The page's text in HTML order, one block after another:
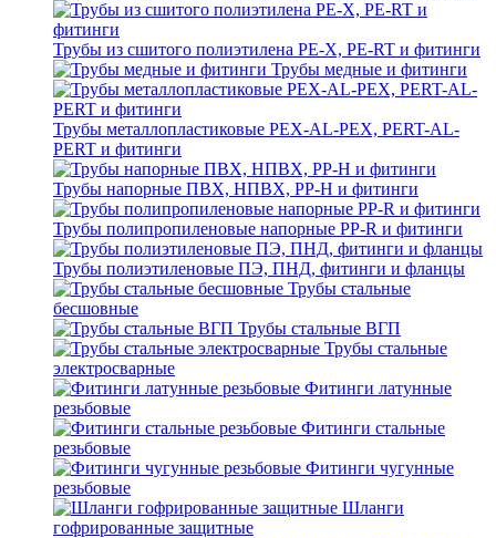
Трубы из сшитого полиэтилена PE-X, PE-RT и фитинги
Трубы медные и фитинги
Трубы металлопластиковые PEX-AL-PEX, PERT-AL-
PERT и фитинги
Трубы напорные ПВХ, НПВХ, PP-H и фитинги
Трубы полипропиленовые напорные PP-R и фитинги
Трубы полиэтиленовые ПЭ, ПНД, фитинги и фланцы
Трубы стальные
бесшовные
Трубы стальные ВГП
Трубы стальные
электросварные
Фитинги латунные
резьбовые
Фитинги стальные
резьбовые
Фитинги чугунные
резьбовые
Шланги
гофрированные защитные